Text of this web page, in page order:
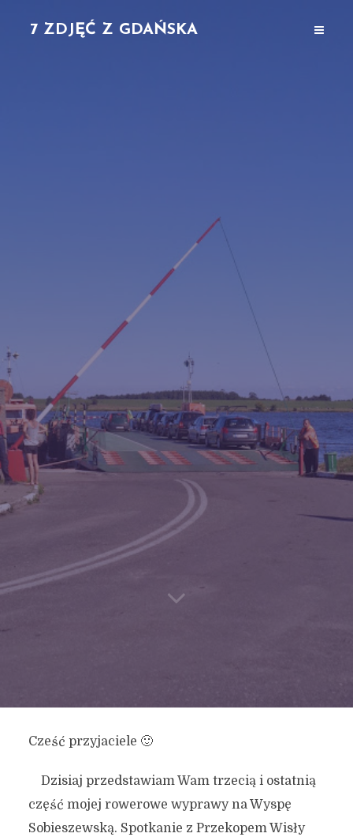
7 ZDJĘĆ Z GDAŃSKA
Cześć przyjaciele 🙂
Dzisiaj przedstawiam Wam trzecią i ostatnią
część mojej rowerowe wyprawy na Wyspę
Sobieszewską. Spotkanie z Przekopem Wisły